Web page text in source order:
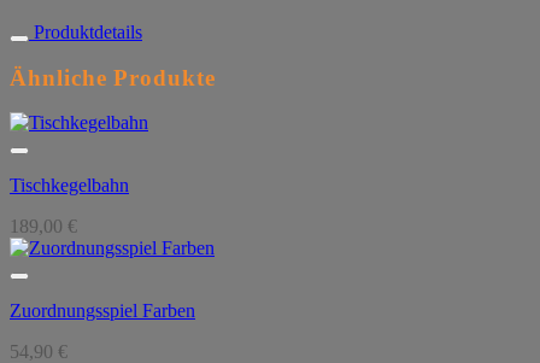
Produktdetails
Ähnliche Produkte
Tischkegelbahn
189,00 €
Zuordnungsspiel Farben
54,90 €